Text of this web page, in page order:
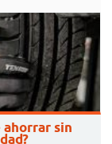
ahorrar sin